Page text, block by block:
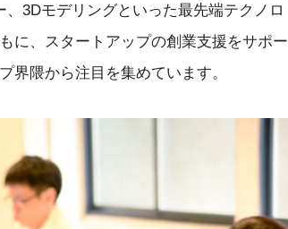
、3Dモデリングといった最先端テクノロ
に、スタートアップの創業支援をサポー
界隈から注目を集めています。